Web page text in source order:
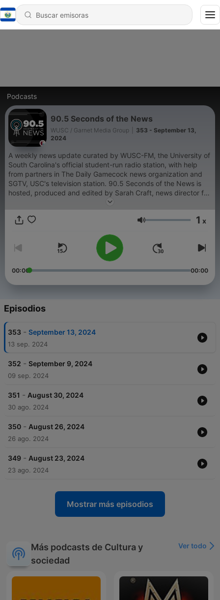
Podcasts
90.5 Seconds of the News
WUSC / Garnet Media Group
353 - September 13,
2024
A weekly news update curated by WUSC-FM, the University of
South Carolina's official student-run radio station, with help
from partners in The Daily Gamecock news organization and
SGTV, USC's television station. 90.5 Seconds of the News is
hosted, produced and edited by Sarah Craft, news director for
WUSC-FM & HD-1 Columbia. Music is "At the Restaurant,"
International License.
Volumen 1 x
00:00 00:00
Episodios
353 - September 13, 2024
13 sep. 2024
352 - September 9, 2024
09 sep. 2024
351 - August 30, 2024
30 ago. 2024
350 - August 26, 2024
26 ago. 2024
349 - August 23, 2024
23 ago. 2024
Mostrar más episodios
Más podcasts de Cultura y
sociedad
Ver todo